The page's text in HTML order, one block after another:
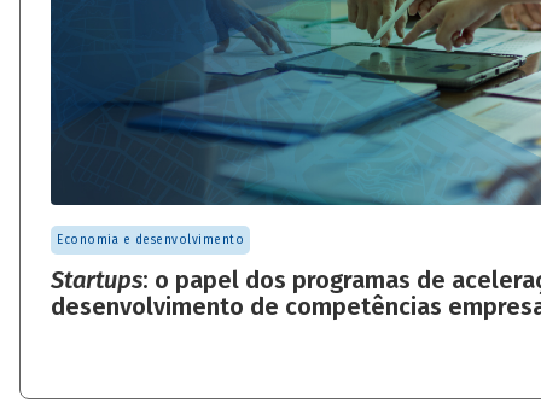
Economia e desenvolvimento
Startups: o papel dos programas de
desenvolvimento de competências